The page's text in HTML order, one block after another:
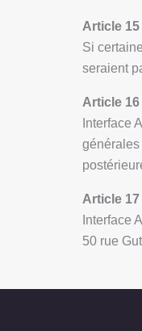
Article
Si
seraient
Article
Interface
Article
Interface
50 rue